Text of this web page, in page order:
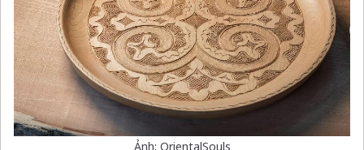
Ảnh: OrientalSouls